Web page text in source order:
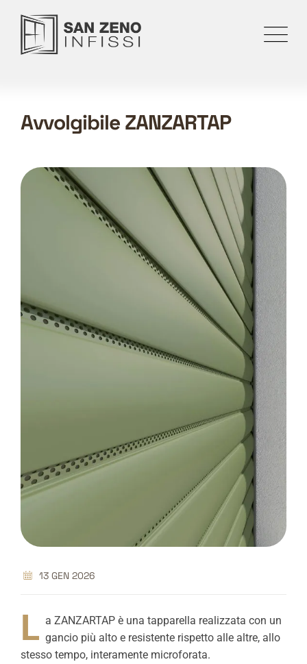
Avvolgibile ZANZARTAP
13 GEN 2026
L a ZANZARTAP è una tapparella realizzata con un
gancio più alto e resistente rispetto alle altre, allo
stesso tempo, interamente microforata.